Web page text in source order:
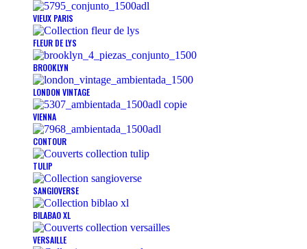
VIEUX PARIS
FLEUR DE LYS
BROOKLYN
LONDON VINTAGE
VIENNA
CONTOUR
TULIP
SANGIOVERSE
BILABAO XL
VERSAILLE